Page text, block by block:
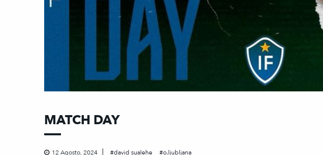
MATCH DAY
12 Agosto, 2024 david sualehe o.ljubljana